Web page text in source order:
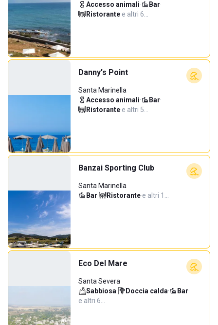
Accesso animali· Bar·
Ristorante·e altri 6…
Danny's Point
Santa Marinella
Accesso animali· Bar·
Ristorante·e altri 5…
Banzai Sporting Club
Santa Marinella
Bar· Ristorante·e altri 1…
Eco Del Mare
Santa Severa
Sabbiosa· Doccia calda· Bar·
e altri 6…